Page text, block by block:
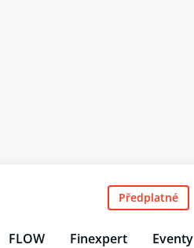
FLOW Finexpert Eventy
Předplatné